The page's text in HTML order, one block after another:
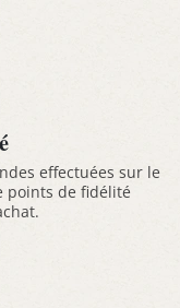
effectuées sur le
points de fidélité